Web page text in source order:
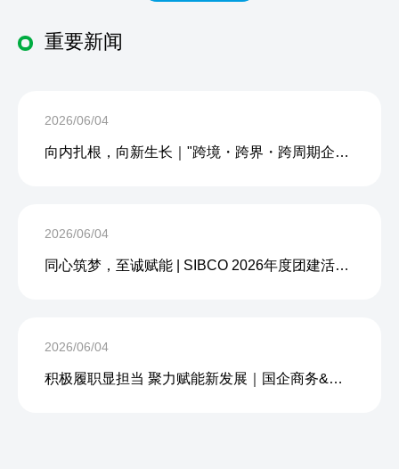
重要新闻
2026/06/04
向内扎根，向新生长｜"跨境・跨界・跨周期企业内生力沙龙"成功举办
2026/06/04
同心筑梦，至诚赋能 | SIBCO 2026年度团建活动圆满收官
2026/06/04
积极履职显担当 聚力赋能新发展｜国企商务&中企人力出席上海现代服务业联合会第五届会员大会第三次会议暨2026服务业高质量发展大会